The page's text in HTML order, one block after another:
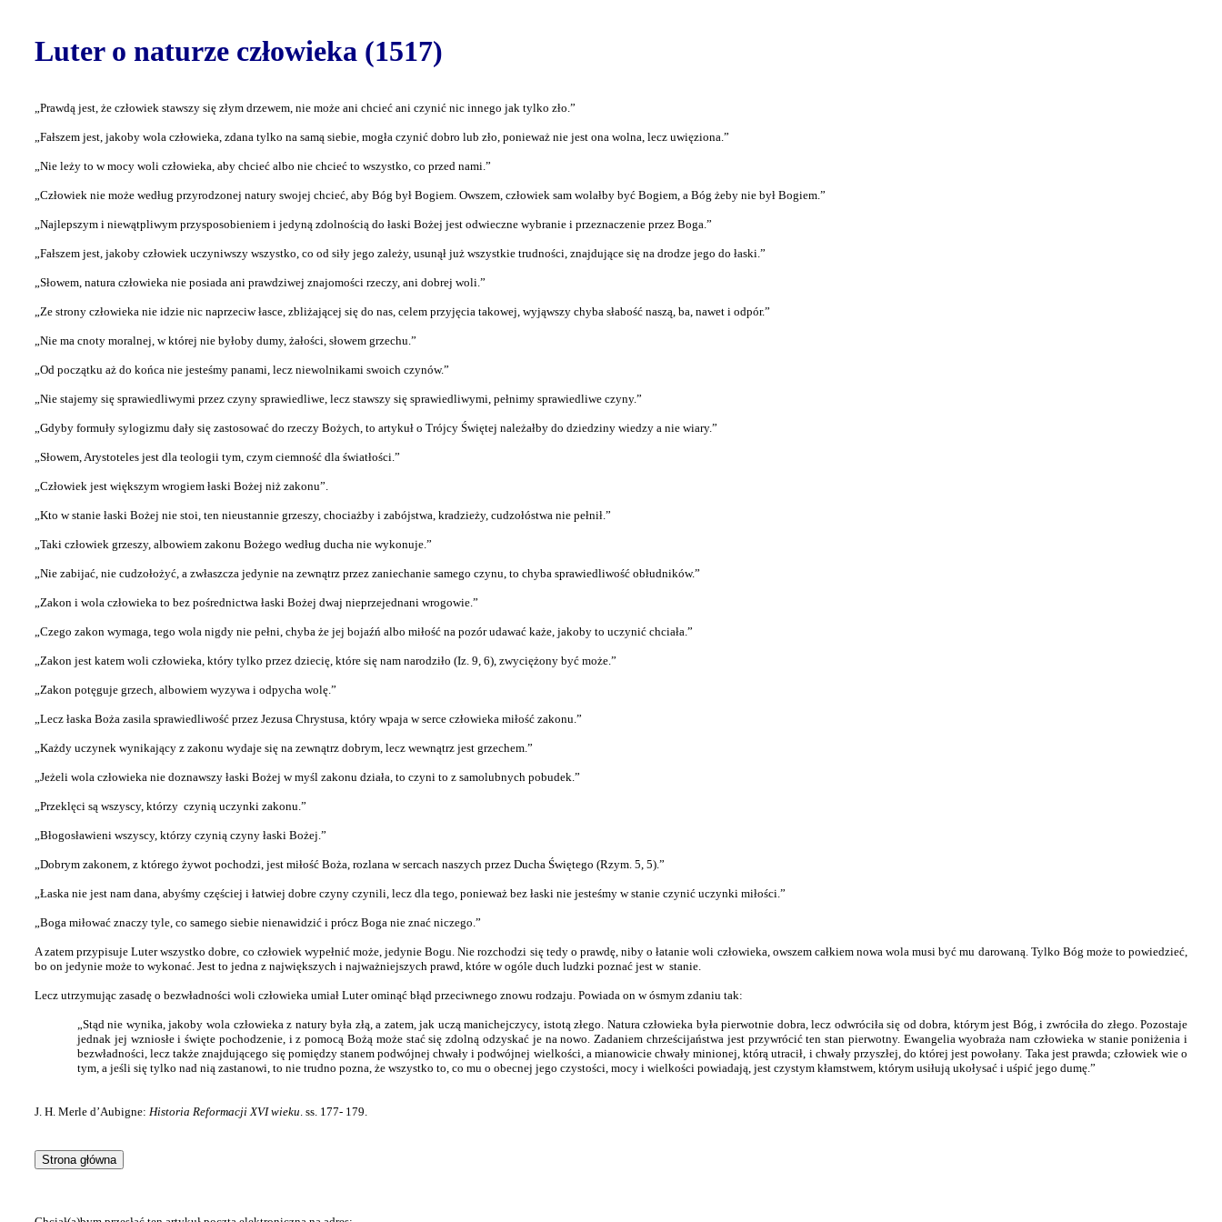
Luter o naturze człowieka (1517)
„Prawdą jest, że człowiek stawszy się złym drzewem, nie może ani chcieć ani czynić nic innego jak tylko zło.”
„Fałszem jest, jakoby wola człowieka, zdana tylko na samą siebie, mogła czynić dobro lub zło, ponieważ nie jest ona wolna, lecz uwięziona.”
„Nie leży to w mocy woli człowieka, aby chcieć albo nie chcieć to wszystko, co przed nami.”
„Człowiek nie może według przyrodzonej natury swojej chcieć, aby Bóg był Bogiem. Owszem, człowiek sam wolałby być Bogiem, a Bóg żeby nie był Bogiem.”
„Najlepszym i niewątpliwym przysposobieniem i jedyną zdolnością do łaski Bożej jest odwieczne wybranie i przeznaczenie przez Boga.”
„Fałszem jest, jakoby człowiek uczyniwszy wszystko, co od siły jego zależy, usunął już wszystkie trudności, znajdujące się na drodze jego do łaski.”
„Słowem, natura człowieka nie posiada ani prawdziwej znajomości rzeczy, ani dobrej woli.”
„Ze strony człowieka nie idzie nic naprzeciw łasce, zbliżającej się do nas, celem przyjęcia takowej, wyjąwszy chyba słabość naszą, ba, nawet i odpór.”
„Nie ma cnoty moralnej, w której nie byłoby dumy, żałości, słowem grzechu.”
„Od początku aż do końca nie jesteśmy panami, lecz niewolnikami swoich czynów.”
„Nie stajemy się sprawiedliwymi przez czyny sprawiedliwe, lecz stawszy się sprawiedliwymi, pełnimy sprawiedliwe czyny.”
„Gdyby formuły sylogizmu dały się zastosować do rzeczy Bożych, to artykuł o Trójcy Świętej należałby do dziedziny wiedzy a nie wiary.”
„Słowem, Arystoteles jest dla teologii tym, czym ciemność dla światłości.”
„Człowiek jest większym wrogiem łaski Bożej niż zakonu”.
„Kto w stanie łaski Bożej nie stoi, ten nieustannie grzeszy, chociażby i zabójstwa, kradzieży, cudzołóstwa nie pełnił.”
„Taki człowiek grzeszy, albowiem zakonu Bożego według ducha nie wykonuje.”
„Nie zabijać, nie cudzołożyć, a zwłaszcza jedynie na zewnątrz przez zaniechanie samego czynu, to chyba sprawiedliwość obłudników.”
„Zakon i wola człowieka to bez pośrednictwa łaski Bożej dwaj nieprzejednani wrogowie.”
„Czego zakon wymaga, tego wola nigdy nie pełni, chyba że jej bojaźń albo miłość na pozór udawać każe, jakoby to uczynić chciała.”
„Zakon jest katem woli człowieka, który tylko przez dziecię, które się nam narodziło (Iz. 9, 6), zwyciężony być może.”
„Zakon potęguje grzech, albowiem wyzywa i odpycha wolę.”
„Lecz łaska Boża zasila sprawiedliwość przez Jezusa Chrystusa, który wpaja w serce człowieka miłość zakonu.”
„Każdy uczynek wynikający z zakonu wydaje się na zewnątrz dobrym, lecz wewnątrz jest grzechem.”
„Jeżeli wola człowieka nie doznawszy łaski Bożej w myśl zakonu działa, to czyni to z samolubnych pobudek.”
„Przeklęci są wszyscy, którzy czynią uczynki zakonu.”
„Błogosławieni wszyscy, którzy czynią czyny łaski Bożej.”
„Dobrym zakonem, z którego żywot pochodzi, jest miłość Boża, rozlana w sercach naszych przez Ducha Świętego (Rzym. 5, 5).”
„Łaska nie jest nam dana, abyśmy częściej i łatwiej dobre czyny czynili, lecz dla tego, ponieważ bez łaski nie jesteśmy w stanie czynić uczynki miłości.”
„Boga miłować znaczy tyle, co samego siebie nienawidzić i prócz Boga nie znać niczego.”
A zatem przypisuje Luter wszystko dobre, co człowiek wypełnić może, jedynie Bogu. Nie rozchodzi się tedy o prawdę, niby o łatanie woli człowieka, owszem całkiem nowa wola musi być mu darowaną. Tylko Bóg może to powiedzieć,
bo on jedynie może to wykonać. Jest to jedna z największych i najważniejszych prawd, które w ogóle duch ludzki poznać jest w stanie.
Lecz utrzymując zasadę o bezwładności woli człowieka umiał Luter ominąć błąd przeciwnego znowu rodzaju. Powiada on w ósmym zdaniu tak:
„Stąd nie wynika, jakoby wola człowieka z natury była złą, a zatem, jak uczą manichejczycy, istotą złego. Natura człowieka była pierwotnie dobra, lecz odwróciła się od dobra, którym jest Bóg, i zwróciła do złego. Pozostaje
jednak jej wzniosłe i święte pochodzenie, i z pomocą Bożą może stać się zdolną odzyskać je na nowo. Zadaniem chrześcijaństwa jest przywrócić ten stan pierwotny. Ewangelia wyobraża nam człowieka w stanie poniżenia i
bezwładności, lecz także znajdującego się pomiędzy stanem podwójnej chwały i podwójnej wielkości, a mianowicie chwały minionej, którą utracił, i chwały przyszłej, do której jest powołany. Taka jest prawda; człowiek wie o
tym, a jeśli się tylko nad nią zastanowi, to nie trudno pozna, że wszystko to, co mu o obecnej jego czystości, mocy i wielkości powiadają, jest czystym kłamstwem, którym usiłują ukołysać i uśpić jego dumę.”
J. H. Merle d’Aubigne: Historia Reformacji XVI wieku . ss. 177- 179.